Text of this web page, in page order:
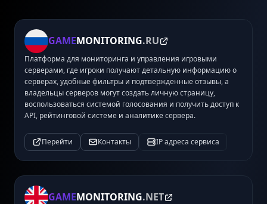
GAMEMONITORING.RU
Платформа для мониторинга и управления игровыми
серверами, где игроки получают детальную информацию о
серверах, удобные фильтры и подтвержденные отзывы, а
владельцы серверов могут создать личную страницу,
воспользоваться системой голосования и получить доступ к
API, рейтинговой системе и аналитике сервера.
Перейти Контакты IP адреса сервиса
GAMEMONITORING.NET